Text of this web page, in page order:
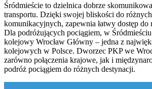
Śródmieście to dzielnica dobrze
transportu. Dzięki swojej bliskości do
komunikacyjnych, zapewnia łatwy dostęp do
Dla podróżujących pociągiem, w
kolejowy Wrocław Główny – jedna z
kolejowych w Polsce. Dworzec PKP we
zarówno połączenia krajowe, jak i
podróż pociągiem do różnych destynacji.